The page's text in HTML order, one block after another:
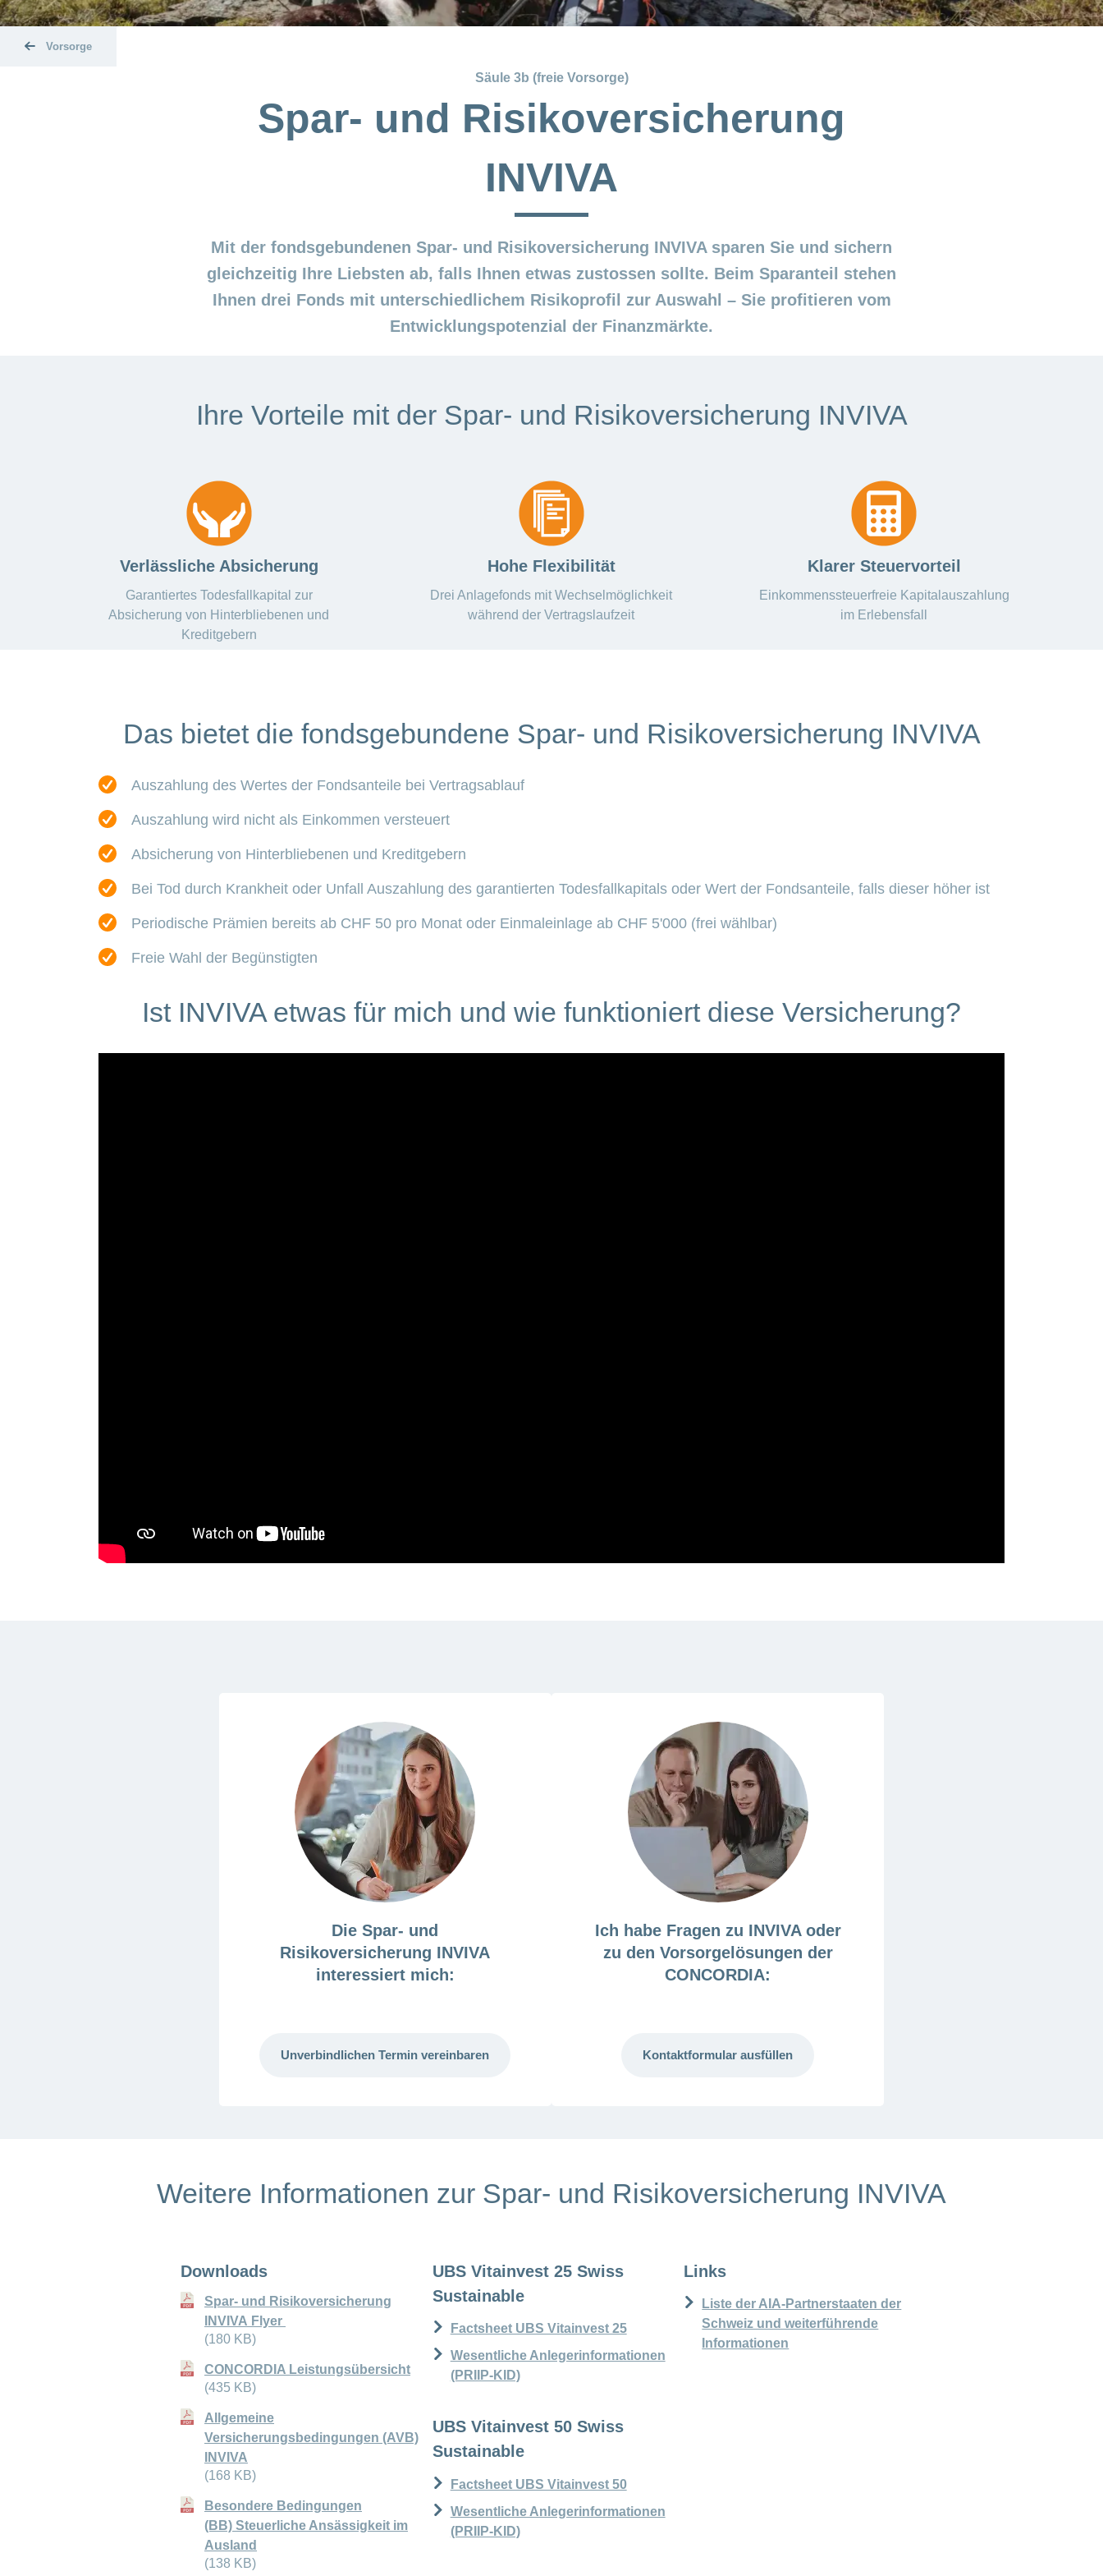
Vorsorge
Säule 3b (freie Vorsorge)
Spar- und Risikoversicherung
INVIVA
Mit der fondsgebundenen Spar- und Risikoversicherung INVIVA sparen Sie und sichern
gleichzeitig Ihre Liebsten ab, falls Ihnen etwas zustossen sollte. Beim Sparanteil stehen
Ihnen drei Fonds mit unterschiedlichem Risikoprofil zur Auswahl – Sie profitieren vom
Entwicklungspotenzial der Finanzmärkte.
Ihre Vorteile mit der Spar- und Risikoversicherung INVIVA
Verlässliche Absicherung
Garantiertes Todesfallkapital zur
Absicherung von Hinterbliebenen und
Kreditgebern
Hohe Flexibilität
Drei Anlagefonds mit Wechselmöglichkeit
während der Vertragslaufzeit
Klarer Steuervorteil
Einkommenssteuerfreie Kapitalauszahlung
im Erlebensfall
Das bietet die fondsgebundene Spar- und Risikoversicherung INVIVA
Auszahlung des Wertes der Fondsanteile bei Vertragsablauf
Auszahlung wird nicht als Einkommen versteuert
Absicherung von Hinterbliebenen und Kreditgebern
Bei Tod durch Krankheit oder Unfall Auszahlung des garantierten Todesfallkapitals oder Wert der Fondsanteile, falls dieser höher ist
Periodische Prämien bereits ab CHF 50 pro Monat oder Einmaleinlage ab CHF 5'000 (frei wählbar)
Freie Wahl der Begünstigten
Ist INVIVA etwas für mich und wie funktioniert diese Versicherung?
Die Spar- und
Risikoversicherung INVIVA
interessiert mich:
Unverbindlichen Termin vereinbaren
Ich habe Fragen zu INVIVA oder
zu den Vorsorgelösungen der
CONCORDIA:
Kontaktformular ausfüllen
Weitere Informationen zur Spar- und Risikoversicherung INVIVA
Downloads
Spar- und Risikoversicherung
INVIVA Flyer
(180 KB)
CONCORDIA Leistungsübersicht
(435 KB)
Allgemeine
Versicherungsbedingungen (AVB)
INVIVA
(168 KB)
Besondere Bedingungen
(BB) Steuerliche Ansässigkeit im
Ausland
(138 KB)
UBS Vitainvest 25 Swiss
Sustainable
Factsheet UBS Vitainvest 25
Wesentliche Anlegerinformationen
(PRIIP-KID)
UBS Vitainvest 50 Swiss
Sustainable
Factsheet UBS Vitainvest 50
Wesentliche Anlegerinformationen
(PRIIP-KID)
Links
Liste der AIA-Partnerstaaten der
Schweiz und weiterführende
Informationen